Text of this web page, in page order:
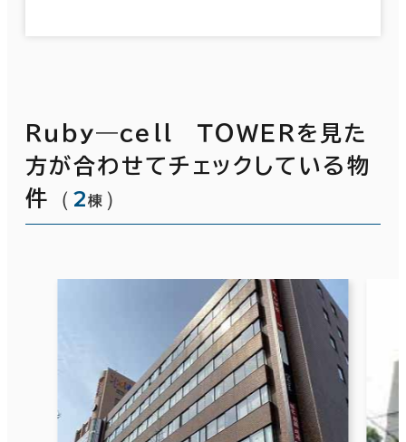
Ｒｕｂｙ―ｃｅｌｌ ＴＯＷＥＲを見た
方が合わせてチェックしている物
件
（ 2棟 ）